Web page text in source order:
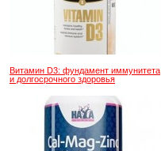
Витамин D3: фундамент иммунитета
и долгосрочного здоровья